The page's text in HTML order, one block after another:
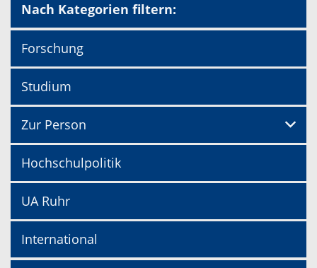
Nach Kategorien filtern:
Forschung
Studium
Zur Person
Hochschulpolitik
UA Ruhr
International